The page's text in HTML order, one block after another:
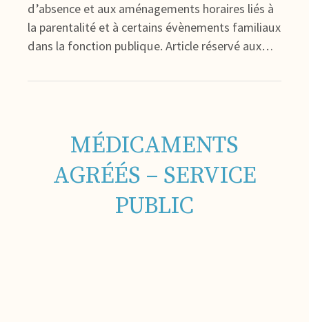
d’absence et aux aménagements horaires liés à
la parentalité et à certains évènements familiaux
dans la fonction publique. Article réservé aux…
MÉDICAMENTS
AGRÉÉS – SERVICE
PUBLIC